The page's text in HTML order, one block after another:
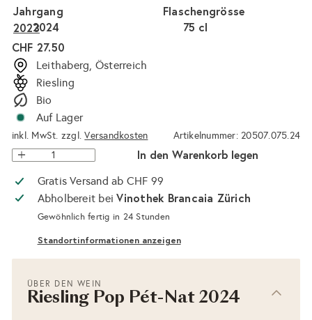
Flaschengrösse
75 cl
Jahrgang
2024
2023
Normaler
Preis
CHF 27.50
Leithaberg, Österreich
Riesling
Bio
Auf Lager
inkl. MwSt. zzgl.Versandkosten Artikelnummer: 20507.075.24
In den Warenkorb legen
Gratis Versand ab CHF 99
Abholbereit beiVinothek Brancaia Zürich
Gewöhnlich fertig in 24 Stunden
Standortinformationen anzeigen
ÜBER DEN WEIN
Riesling Pop Pét-Nat 2024